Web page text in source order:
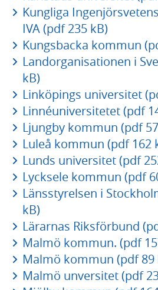
Kungliga
IVA (pdf 235 kB)
Kungsbacka kommun
Landorganisationen i
kB)
Linköpings universitet
Linnéuniversitetet (pdf
Ljungby kommun (pdf
Luleå kommun (pdf 162
Lunds universitet (pdf
Lycksele kommun (pdf
Länsstyrelsen i
kB)
Lärarnas Riksförbund
Malmö kommun. (pdf
Malmö kommun (pdf 89
Malmö unversitet (pdf